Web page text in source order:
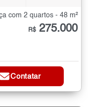
com 2 quartos - 48 m²
R$ 275.000
Contatar